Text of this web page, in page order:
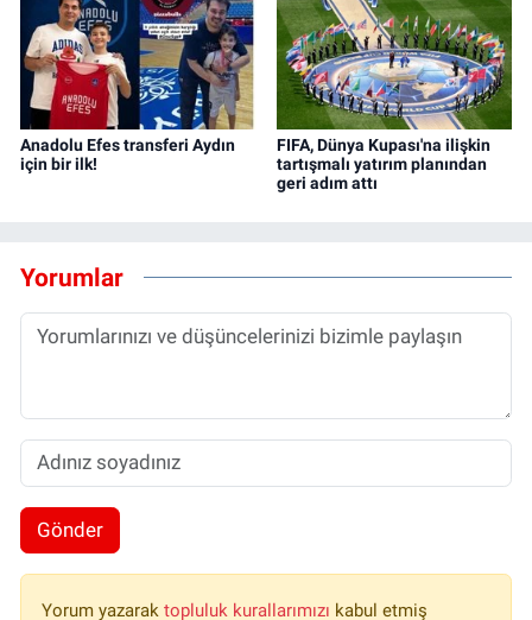
Anadolu Efes transferi Aydın
için bir ilk!
FIFA, Dünya Kupası'na ilişkin
tartışmalı yatırım planından
geri adım attı
Yorumlar
Gönder
Yorum yazarak topluluk kurallarımızı kabul etmiş